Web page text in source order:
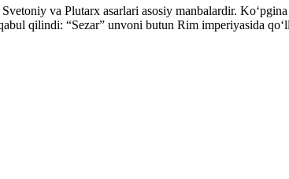
va Plutarx asarlari asosiy manbalardir.
qilindi: “Sezar” unvoni butun Rim imperiyasida